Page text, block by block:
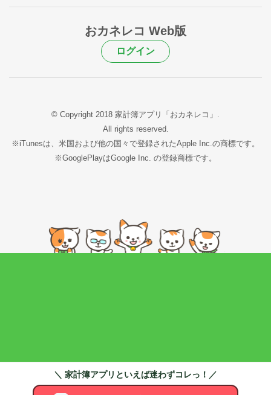
おカネレコ Web版
ログイン
© Copyright 2018 家計簿アプリ「おカネレコ」.
All rights reserved.
※iTunesは、米国および他の国々で登録されたApple Inc.の商標です。
※GooglePlayはGoogle Inc. の登録商標です。
＼ 家計簿アプリといえば迷わずコレっ！／